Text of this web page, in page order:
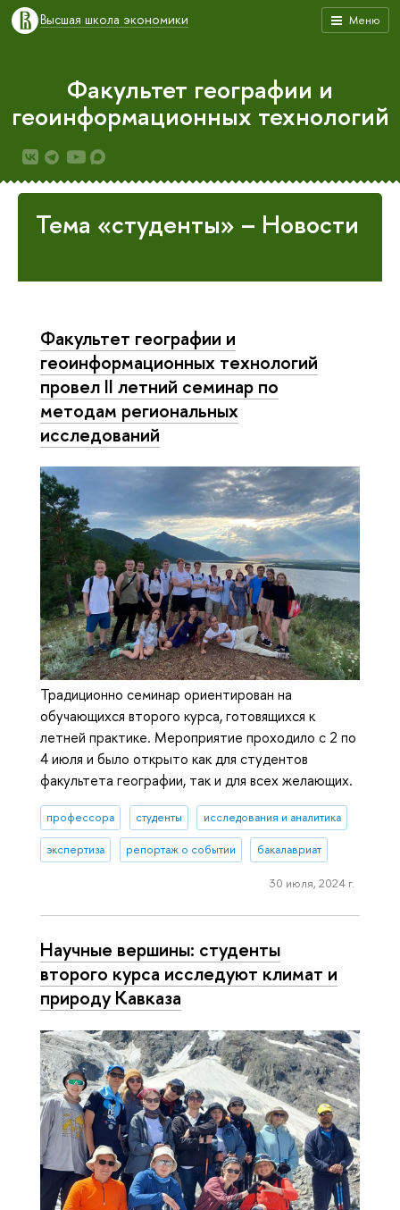
Меню
Высшая школа экономики
Факультет географии и
геоинформационных технологий
Тема «студенты» – Новости
Факультет географии и
геоинформационных технологий
провел II летний семинар по
методам региональных
исследований
Традиционно семинар ориентирован на
обучающихся второго курса, готовящихся к
летней практике. Мероприятие проходило с 2 по
4 июля и было открыто как для студентов
факультета географии, так и для всех желающих.
профессора студенты исследования и аналитика
экспертиза репортаж о событии бакалавриат
30 июля, 2024 г.
Научные вершины: студенты
второго курса исследуют климат и
природу Кавказа